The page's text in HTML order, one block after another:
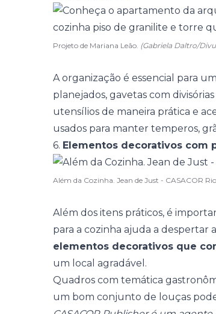
Projeto de Mariana Leão. (Gabriela Daltro/
Aorganização é essencial para
planejados, gavetas com
utensílios de maneira prática e
usados para manter temperos,
6. Elementos decorativos com
Além da Cozinha. Jean de Just - CASACOR
Além dos itens práticos, é
para a cozinha ajuda a despertar
elementos decorativos que
um local agradável.
Quadros com temática
um bom conjunto de louças